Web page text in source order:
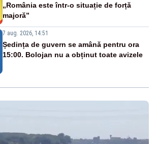
„România este într-o situație de forță
majoră”
7 aug. 2026, 14:51
Ședința de guvern se amână pentru ora
15:00. Bolojan nu a obținut toate avizele